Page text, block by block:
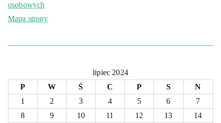
osobowych
Mapa strony
lipiec 2024
P
W Ś C P S
N
1
2 3 4 5 6
7
8
9 10 11 12 13
14